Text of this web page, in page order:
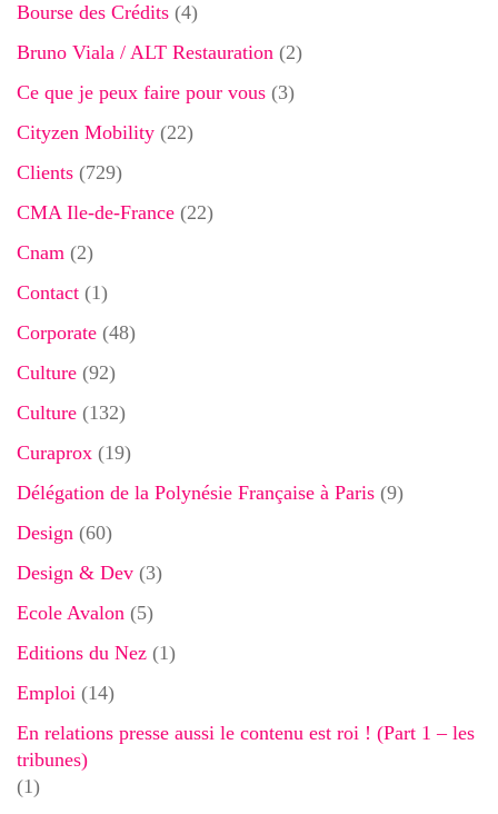
Bourse des Crédits (4)
Bruno Viala / ALT Restauration (2)
Ce que je peux faire pour vous (3)
Cityzen Mobility (22)
Clients (729)
CMA Ile-de-France (22)
Cnam (2)
Contact (1)
Corporate (48)
Culture (92)
Culture (132)
Curaprox (19)
Délégation de la Polynésie Française à Paris (9)
Design (60)
Design & Dev (3)
Ecole Avalon (5)
Editions du Nez (1)
Emploi (14)
En relations presse aussi le contenu est roi ! (Part 1 – les
tribunes)
(1)